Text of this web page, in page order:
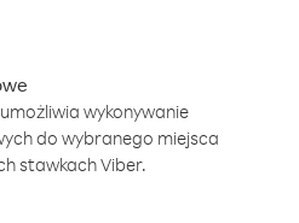
wykonywanie
do wybranego miejsca
stawkach Viber.